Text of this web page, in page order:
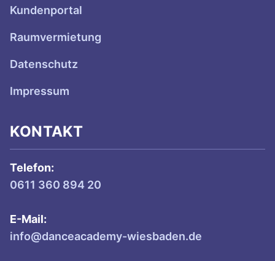
Kundenportal
Raumvermietung
Datenschutz
Impressum
KONTAKT
Telefon:
0611 360 894 20
E-Mail:
info@danceacademy-wiesbaden.de